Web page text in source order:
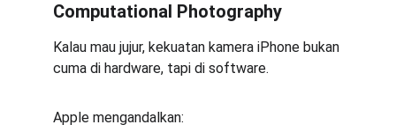
Computational Photography
Kalau mau jujur, kekuatan kamera iPhone bukan
cuma di hardware, tapi di software.
Apple mengandalkan: